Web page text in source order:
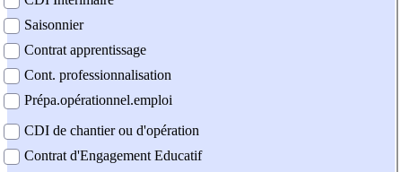
Saisonnier
Contrat apprentissage
Cont. professionnalisation
Prépa.opérationnel.emploi
CDI de chantier ou d'opération
Contrat d'Engagement Educatif